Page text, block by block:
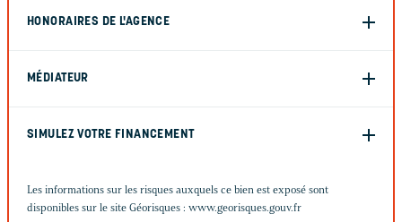
HONORAIRES DE L'AGENCE
MÉDIATEUR
SIMULEZ VOTRE FINANCEMENT
Les informations sur les risques auxquels ce bien est exposé sont
disponibles sur le site Géorisques : www.georisques.gouv.fr